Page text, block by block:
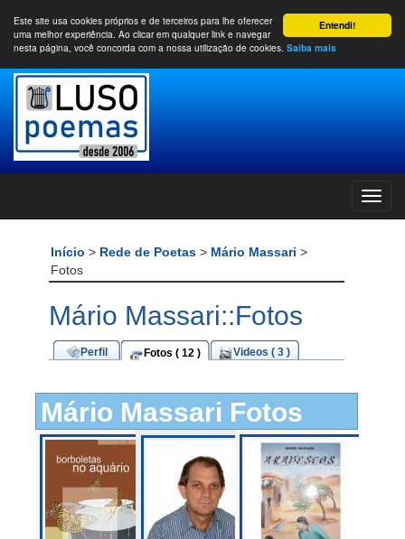
Entendi!
Este site usa cookies próprios e de terceiros para lhe oferecer
uma melhor experiência. Ao clicar em qualquer link e navegar
nesta página, você concorda com a nossa utilização de cookies. Saiba mais
Início > Rede de Poetas > Mário Massari >
Fotos
Mário Massari::Fotos
Perfil Fotos ( 12 ) Videos ( 3 )
Mário Massari Fotos